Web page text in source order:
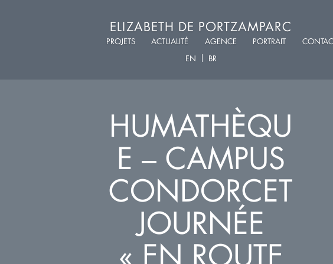
ELIZABETH DE PORTZAMPARC
PROJETS ACTUALITÉ AGENCE PORTRAIT
EN
BR
HUMATHÈQU
E – CAMPUS
CONDORCET
JOURNÉE
« EN ROUTE